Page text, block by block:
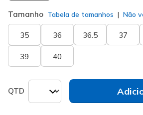
Tamanho Tabela de tamanhos Não
35 36 36.5 37
39 40
QTD